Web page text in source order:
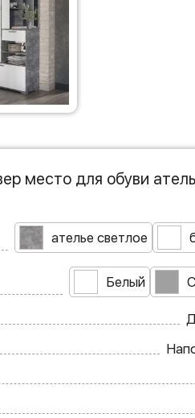
место для обуви
ателье светлое
Белый